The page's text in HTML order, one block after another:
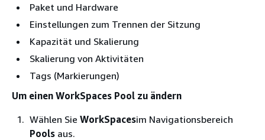
Paket und Hardware
Einstellungen zum Trennen der Sitzung
Kapazität und Skalierung
Skalierung von Aktivitäten
Tags (Markierungen)
Um einen WorkSpaces Pool zu ändern
Wählen Sie WorkSpacesim Navigationsbereich
Pools aus.